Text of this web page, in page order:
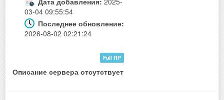
03-04 09:55:54
Последнее обновление:
2026-08-02 02:21:24
Full RP
Описание сервера отсутствует